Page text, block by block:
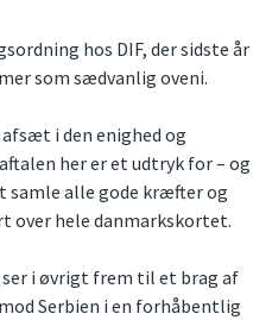
hos DIF, der sidste år
som sædvanlig oveni.
afsæt i den enighed og
her er et udtryk for – og
samle alle gode kræfter og
over hele danmarkskortet.
ser i øvrigt frem til et brag af
Serbien i en forhåbentlig